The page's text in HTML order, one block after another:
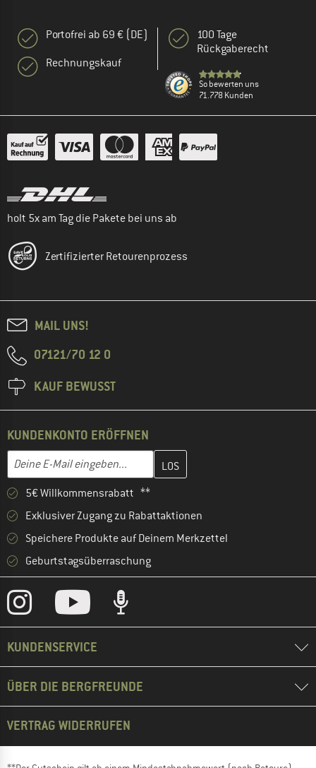
Portofrei ab 69 € (DE)
Rechnungskauf
100 Tage
Rückgaberecht
So bewerten uns
71.778 Kunden
holt 5x am Tag die Pakete bei uns ab
Zertifizierter Retourenprozess
MAIL UNS!
07121/70 12 0
KAUF BEWUSST
KUNDENKONTO ERÖFFNEN
E-Mail-Adresse
Gib hier deine E-Mail-Adresse ein und erstelle im nächsten
5€ Willkommensrabatt **
Exklusiver Zugang zu Rabattaktionen
Speichere Produkte auf Deinem Merkzettel
Geburtstagsüberraschung
KUNDENSERVICE
ÜBER DIE BERGFREUNDE
VERTRAG WIDERRUFEN